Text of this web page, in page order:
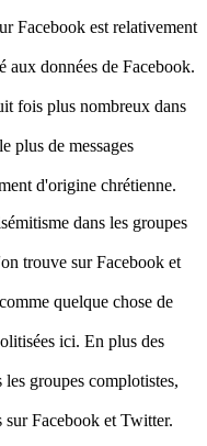
Facebook est relativement
aux données de Facebook.
fois plus nombreux dans
plus de messages
d'origine chrétienne.
dans les groupes
trouve sur Facebook et
quelque chose de
ici. En plus des
groupes complotistes,
sur Facebook et Twitter.